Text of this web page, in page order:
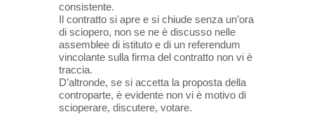
consistente.
Il contratto si apre e si chiude senza un’ora
di sciopero, non se ne è discusso nelle
assemblee di istituto e di un referendum
vincolante sulla firma del contratto non vi è
traccia.
D’altronde, se si accetta la proposta della
controparte, è evidente non vi è motivo di
scioperare, discutere, votare.